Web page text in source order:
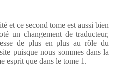
et ce second tome est aussi bien
un changement de traducteur,
de plus en plus au rôle du
puisque nous sommes dans la
esprit que dans le tome 1.